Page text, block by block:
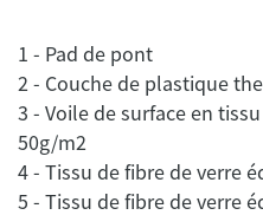
1 - Pad de pont
2 - Couche de plastique
3 - Voile de surface en
50g/m2
4 - Tissu de fibre de verre
5 - Tissu de fibre de verre